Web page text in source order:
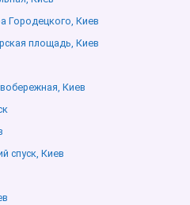
Городецкого, Киев
площадь, Киев
Киев
спуск, Киев